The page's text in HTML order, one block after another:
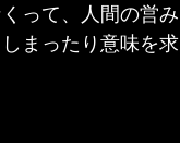
って、人間の営み
まったり意味を求